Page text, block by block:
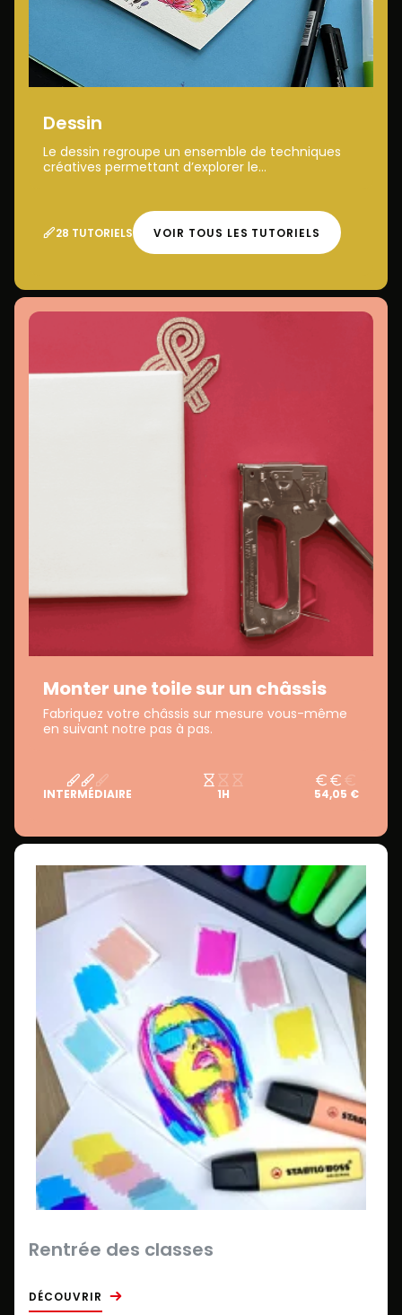
Dessin
Le dessin regroupe un ensemble de techniques
créatives permettant d’explorer le...
28 TUTORIELS VOIR TOUS LES TUTORIELS
Monter une toile sur un châssis
Fabriquez votre châssis sur mesure vous-même
en suivant notre pas à pas.
INTERMÉDIAIRE 1H 54,05 €
Rentrée des classes
DÉCOUVRIR